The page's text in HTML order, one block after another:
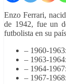
Enzo Ferrari,
de 1942, fue un
futbolista en su
– 1960-
– 1963-
– 1964-
– 1967-